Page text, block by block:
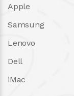
Apple
Samsung
Lenovo
Dell
iMac